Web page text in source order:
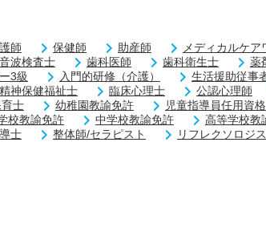
師 保健師 助産師 メディカルケア
波検査士 歯科医師 歯科衛生士 薬
3級 入門的研修（介護） 生活援助従事
精神保健福祉士 臨床心理士 公認心理師
士 幼稚園教諭免許 児童指導員任用資格
校教諭免許 中学校教諭免許 高等学校教
士 整体師/セラピスト リフレクソロジ